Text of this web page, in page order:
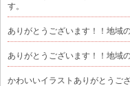
す。
ありがとうございます！！地域
ありがとうございます！！地域
かわいいイラストありがとうご